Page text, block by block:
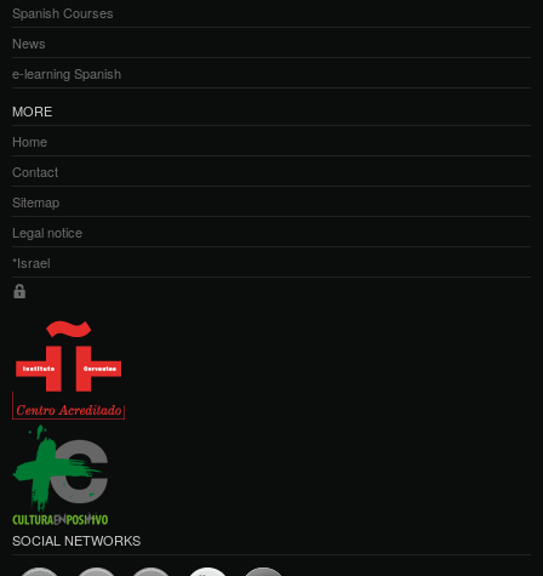
Spanish Courses
News
e-learning Spanish
MORE
Home
Contact
Sitemap
Legal notice
*Israel
SOCIAL NETWORKS